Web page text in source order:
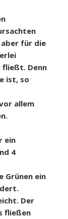
aber für die
fließt. Denn
ist, so
allem
ein
4
Grünen ein
Der
fließen